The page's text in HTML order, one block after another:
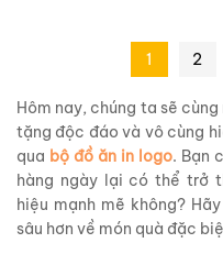
1 2
Hôm nay, chúng ta sẽ
tặng độc đáo và vô cùng
qua bộ đồ ăn in logo. Bạn
hàng ngày lại có thể trở
hiệu mạnh mẽ không?
sâu hơn về món quà đặc